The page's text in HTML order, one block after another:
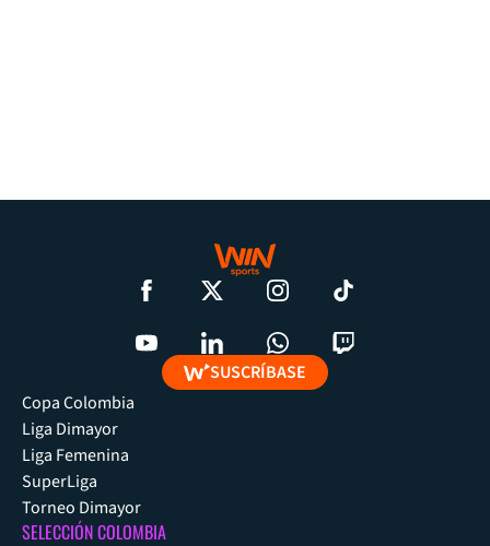
SUSCRÍBASE
Copa Colombia
Liga Dimayor
Liga Femenina
SuperLiga
Torneo Dimayor
SELECCIÓN COLOMBIA